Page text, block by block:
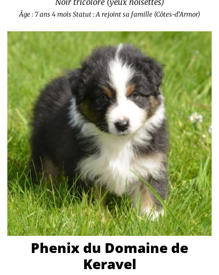
Noir tricolore (yeux noisettes)
Âge : 7 ans 4 mois Statut : A rejoint sa famille (Côtes-d’Armor)
Phenix du Domaine de
Keravel